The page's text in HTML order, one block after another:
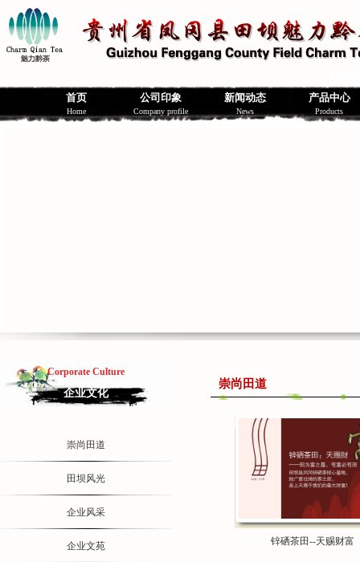
首页
Home
公司印象
Company profile
新闻动态
News
产品中心
Products
Corporate Culture
企业文化
崇尚田道
田坝风光
企业风采
企业文苑
崇尚田道
锌硒茶田--天赐财富